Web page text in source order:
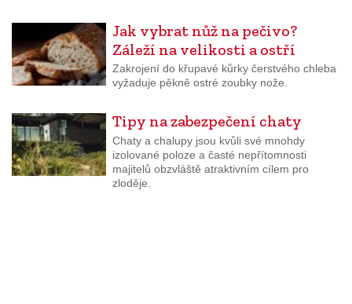
Jak vybrat nůž na pečivo?
Záleží na velikosti a ostří
Zakrojení do křupavé kůrky čerstvého chleba
vyžaduje pěkně ostré zoubky nože.
Tipy na zabezpečení chaty
Chaty a chalupy jsou kvůli své mnohdy
izolované poloze a časté nepřítomnosti
majitelů obzvláště atraktivním cílem pro
zloděje.